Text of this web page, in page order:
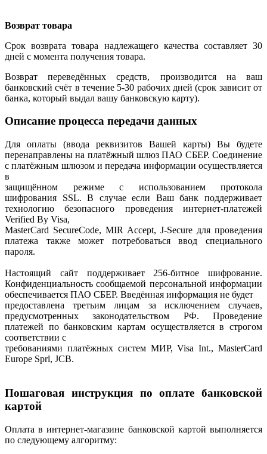
Возврат товара
Срок возврата товара надлежащего качества составляет 30
дней с момента получения товара.
Возврат переведённых средств, производится на ваш
банковский счёт в течение 5-30 рабочих дней (срок зависит от
банка, который выдал вашу банковскую карту).
Описание процесса передачи данных
Для оплаты (ввода реквизитов Вашей карты) Вы будете
перенаправлены на платёжный шлюз ПАО СБЕР. Соединение
с платёжным шлюзом и передача информации осуществляется
в
защищённом режиме с использованием протокола
шифрования SSL. В случае если Ваш банк поддерживает
технологию безопасного проведения интернет-платежей
Verified By Visa,
MasterCard SecureCode, MIR Accept, J-Secure для проведения
платежа также может потребоваться ввод специального
пароля.
Настоящий сайт поддерживает 256-битное шифрование.
Конфиденциальность сообщаемой персональной информации
обеспечивается ПАО СБЕР. Введённая информация не будет
предоставлена третьим лицам за исключением случаев,
предусмотренных законодательством РФ. Проведение
платежей по банковским картам осуществляется в строгом
соответствии с
требованиями платёжных систем МИР, Visa Int., MasterCard
Europe Sprl, JCB.
Пошаговая инструкция по оплате банковской
картой
Оплата в интернет-магазине банковской картой выполняется
по следующему алгоритму: